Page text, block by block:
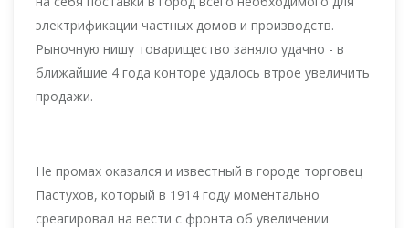
электрификации частных домов и производств.
Рыночную нишу товарищество заняло удачно - в
ближайшие 4 года конторе удалось втрое увеличить
продажи.
Не промах оказался и известный в городе торговец
Пастухов, который в 1914 году моментально
среагировал на вести с фронта об увеличении